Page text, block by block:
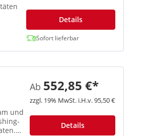
Details
Sofort lieferbar
und
Ab 552,85 €*
zzgl. 19% MwSt. i.H.v. 95,50 €
Details